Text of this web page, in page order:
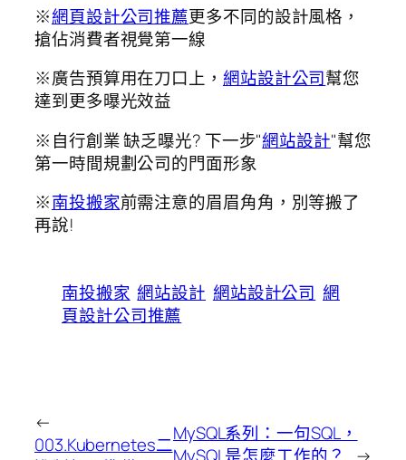
※網頁設計公司推薦更多不同的設計風格，
搶佔消費者視覺第一線
※廣告預算用在刀口上， 網站設計公司幫您
達到更多曝光效益
※自行創業 缺乏曝光? 下一步"網站設計"幫您
第一時間規劃公司的門面形象
※南投搬家前需注意的眉眉角角，別等搬了
再說!
南投搬家 網站設計 網站設計公司 網
頁設計公司推薦
←
003.Kubernetes二MySQL系列：一句SQL，